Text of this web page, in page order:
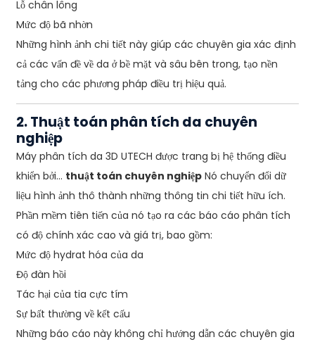
Lỗ chân lông
Mức độ bã nhờn
Những hình ảnh chi tiết này giúp các chuyên gia xác định
cả các vấn đề về da ở bề mặt và sâu bên trong, tạo nền
tảng cho các phương pháp điều trị hiệu quả.
2. Thuật toán phân tích da chuyên
nghiệp
Máy phân tích da 3D UTECH được trang bị hệ thống điều
khiển bởi... thuật toán chuyên nghiệpNó chuyển đổi dữ
liệu hình ảnh thô thành những thông tin chi tiết hữu ích.
Phần mềm tiên tiến của nó tạo ra các báo cáo phân tích
có độ chính xác cao và giá trị, bao gồm:
Mức độ hydrat hóa của da
Độ đàn hồi
Tác hại của tia cực tím
Sự bất thường về kết cấu
Những báo cáo này không chỉ hướng dẫn các chuyên gia